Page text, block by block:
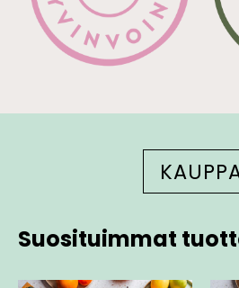
Suosituimmat